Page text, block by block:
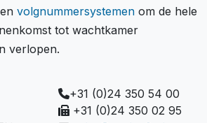
en volgnummersystemen om de hele
tot wachtkamer
verlopen.
+31 (0)24 350 54 00
+31 (0)24 350 02 95